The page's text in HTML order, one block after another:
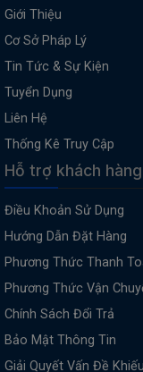
Giới Thiệu
Cơ Sở Pháp Lý
Tin Tức & Sự Kiện
Tuyển Dụng
Liên Hệ
Thống Kê Truy Cập
Hỗ trợ khách hàng
Điều Khoản Sử Dụng
Hướng Dẫn Đặt Hàng
Phương Thức Thanh
Phương Thức Vận
Chính Sách Đổi Trả
Bảo Mật Thông Tin
Giải Quyết Vấn Đề